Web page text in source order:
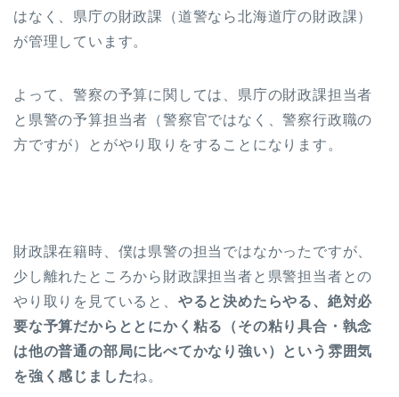
はなく、県庁の財政課（道警なら北海道庁の財政課）
が管理しています。
よって、警察の予算に関しては、県庁の財政課担当者
と県警の予算担当者（警察官ではなく、警察行政職の
方ですが）とがやり取りをすることになります。
財政課在籍時、僕は県警の担当ではなかったですが、
少し離れたところから財政課担当者と県警担当者との
やり取りを見ていると、 やると決めたらやる、絶対必
要な予算だからととにかく粘る（その粘り具合・執念
は他の普通の部局に比べてかなり強い）という雰囲気
を強く感じましたね。